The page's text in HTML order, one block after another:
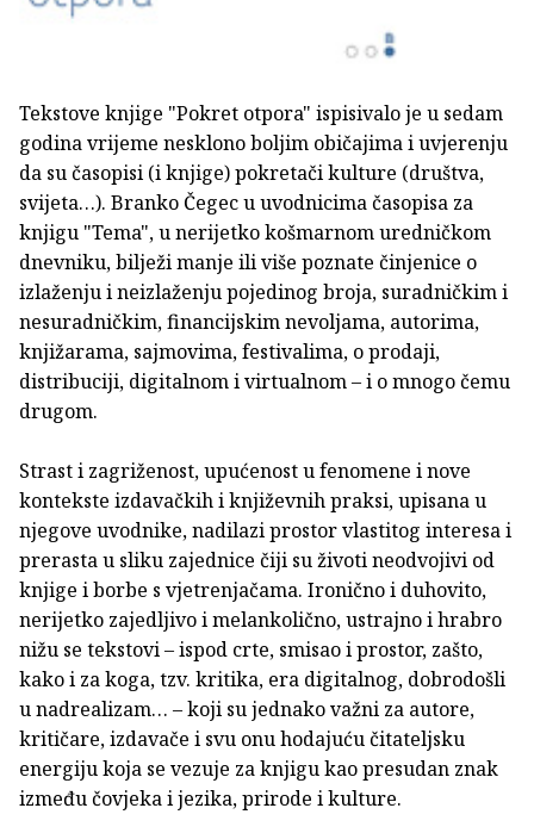
Tekstove knjige "Pokret otpora" ispisivalo je u sedam
godina vrijeme nesklono boljim običajima i uvjerenju
da su časopisi (i knjige) pokretači kulture (društva,
svijeta…). Branko Čegec u uvodnicima časopisa za
knjigu "Tema", u nerijetko košmarnom uredničkom
dnevniku, bilježi manje ili više poznate činjenice o
izlaženju i neizlaženju pojedinog broja, suradničkim i
nesuradničkim, financijskim nevoljama, autorima,
knjižarama, sajmovima, festivalima, o prodaji,
distribuciji, digitalnom i virtualnom – i o mnogo čemu
drugom.
Strast i zagriženost, upućenost u fenomene i nove
kontekste izdavačkih i književnih praksi, upisana u
njegove uvodnike, nadilazi prostor vlastitog interesa i
prerasta u sliku zajednice čiji su životi neodvojivi od
knjige i borbe s vjetrenjačama. Ironično i duhovito,
nerijetko zajedljivo i melankolično, ustrajno i hrabro
nižu se tekstovi – ispod crte, smisao i prostor, zašto,
kako i za koga, tzv. kritika, era digitalnog, dobrodošli
u nadrealizam… – koji su jednako važni za autore,
kritičare, izdavače i svu onu hodajuću čitateljsku
energiju koja se vezuje za knjigu kao presudan znak
između čovjeka i jezika, prirode i kulture.